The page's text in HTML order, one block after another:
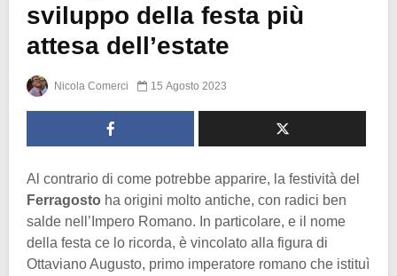
sviluppo della festa più
attesa dell’estate
Nicola Comerci 15 Agosto 2023
Al contrario di come potrebbe apparire, la festività del
Ferragosto ha origini molto antiche, con radici ben
salde nell’Impero Romano. In particolare, e il nome
della festa ce lo ricorda, è vincolato alla figura di
Ottaviano Augusto, primo imperatore romano che istituì